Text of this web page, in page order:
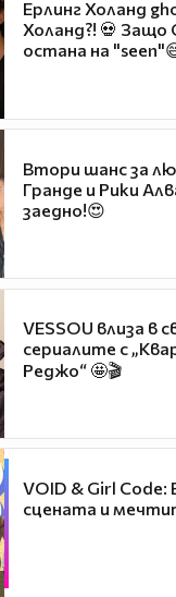
Ерлинг Холанд
Холанд?! 💀
остана на
Втори шанс за
Гранде и Рики
заедно!😍
VESSOU влиза в
сериалите с
Реджо“ 🤩🎬
VOID & Girl Code:
сцената и